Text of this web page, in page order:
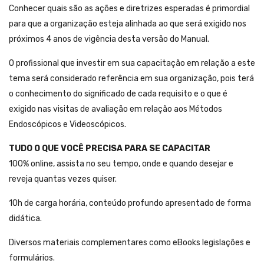
Conhecer quais são as ações e diretrizes esperadas é primordial
para que a organização esteja alinhada ao que será exigido nos
próximos 4 anos de vigência desta versão do Manual.
O profissional que investir em sua capacitação em relação a este
tema será considerado referência em sua organização, pois terá
o conhecimento do significado de cada requisito e o que é
exigido nas visitas de avaliação em relação aos Métodos
Endoscópicos e Videoscópicos.
TUDO O QUE VOCÊ PRECISA PARA SE CAPACITAR
100% online, assista no seu tempo, onde e quando desejar e
reveja quantas vezes quiser.
10h de carga horária, conteúdo profundo apresentado de forma
didática.
Diversos materiais complementares como eBooks legislações e
formulários.